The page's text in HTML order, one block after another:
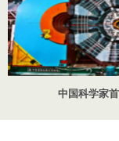
中国科学家